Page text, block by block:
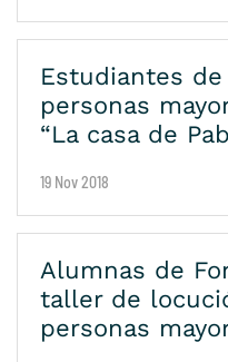
Estudiantes
personas
“La casa de
19 Nov 2018
Alumnas de
taller de
personas